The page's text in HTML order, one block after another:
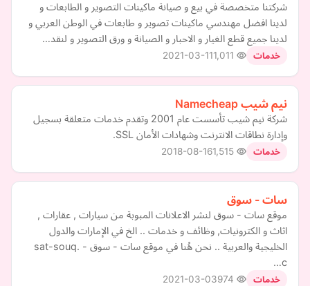
شركتنا متخصصة في بيع و صيانة ماكينات التصوير و الطابعات و
لدينا افضل مهندسي ماكينات تصوير و طابعات في الوطن العربي و
لدينا جميع قطع الغيار و الاحبار و الصيانة و ورق التصوير و لنقد…
خدمات 2021-03-11
نيم شيب Namecheap
شركة نيم شيب تأسست عام 2001 وتقدم خدمات متعلقة بسجيل
وإدارة نطاقات الانترنت وشهادات الأمان SSL.
خدمات 2018-08-16
سات - سوق
موقع سات - سوق لنشر الاعلانات المبوبة من سيارات , عقارات ,
اثاث و الكترونيات, وظائف و خدمات .. الخ في الإمارات والدول
الخليجية والعربية .. نحن هُنا في موقع سات - سوق - sat-souq.
c…
خدمات 2021-03-03